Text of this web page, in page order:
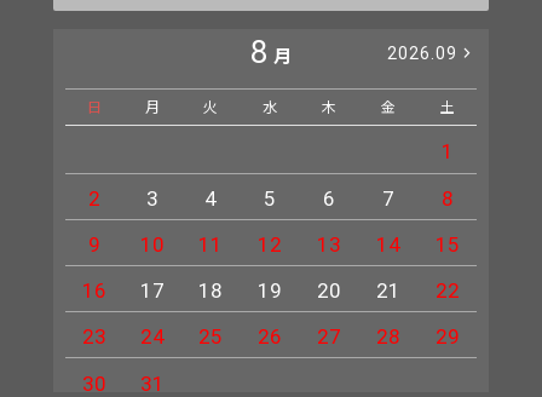
8 月 2026.09
日 月 火 水 木 金 土
1
2
3 4 5 6 7
8
9
10 11 12 13 14
15
16
17 18 19 20 21
22
23
24 25 26 27 28
29
30
31